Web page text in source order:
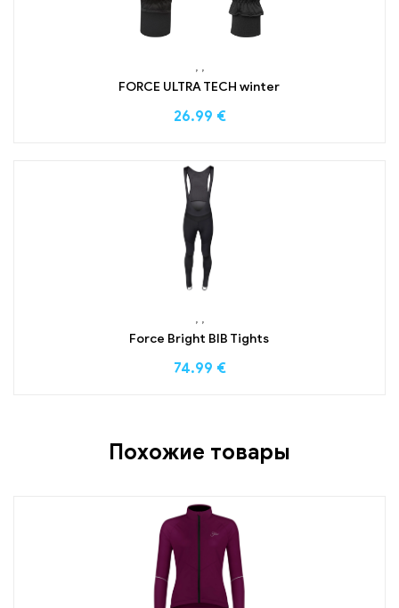
, ,
FORCE ULTRA TECH winter
26.99 €
, ,
Force Bright BIB Tights
74.99 €
Похожие товары